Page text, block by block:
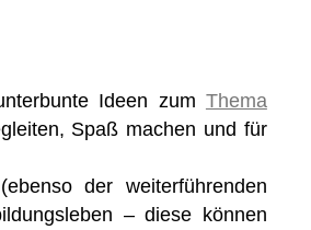
Ideen zum Thema
Spaß machen und für
der weiterführenden
– diese können